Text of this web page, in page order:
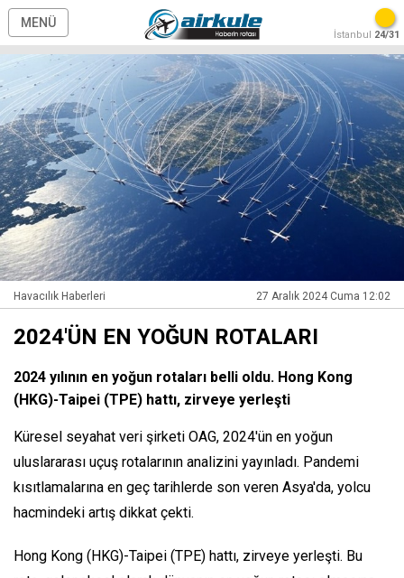
MENÜ
İstanbul 24/31
Havacılık Haberleri 27 Aralık 2024 Cuma 12:02
2024'ÜN EN YOĞUN ROTALARI
2024 yılının en yoğun rotaları belli oldu. Hong Kong
(HKG)-Taipei (TPE) hattı, zirveye yerleşti
Küresel seyahat veri şirketi OAG, 2024'ün en yoğun
uluslararası uçuş rotalarının analizini yayınladı. Pandemi
kısıtlamalarına en geç tarihlerde son veren Asya'da, yolcu
hacmindeki artış dikkat çekti.
Hong Kong (HKG)-Taipei (TPE) hattı, zirveye yerleşti. Bu